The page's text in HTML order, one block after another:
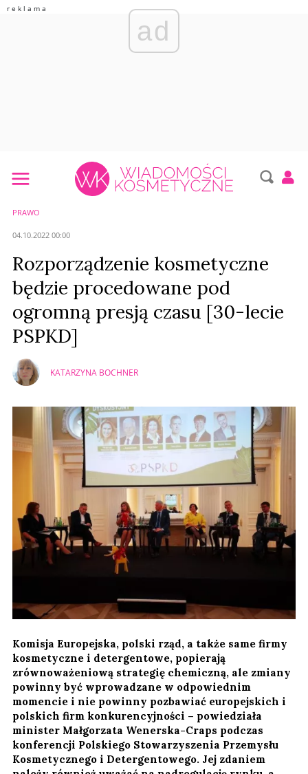
ad
PRAWO
04.10.2022 00:00
Rozporządzenie kosmetyczne
będzie procedowane pod
ogromną presją czasu [30-lecie
PSPKD]
KATARZYNA BOCHNER
Komisja Europejska, polski rząd, a także same firmy
kosmetyczne i detergentowe, popierają
zrównoważeniową strategię chemiczną, ale zmiany
powinny być wprowadzane w odpowiednim
momencie i nie powinny pozbawiać europejskich i
polskich firm konkurencyjności – powiedziała
minister Małgorzata Wenerska-Craps podczas
konferencji Polskiego Stowarzyszenia Przemysłu
Kosmetycznego i Detergentowego. Jej zdaniem